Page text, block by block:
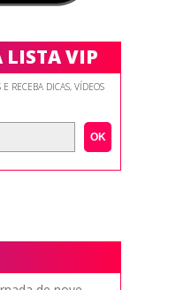
LISTA VIP
RECEBA DICAS, VÍDEOS
OK